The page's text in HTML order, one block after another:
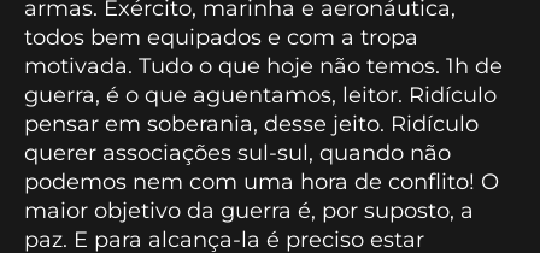
armas. Exército, marinha e aeronáutica,
todos bem equipados e com a tropa
motivada. Tudo o que hoje não temos. 1h de
guerra, é o que aguentamos, leitor. Ridículo
pensar em soberania, desse jeito. Ridículo
querer associações sul-sul, quando não
podemos nem com uma hora de conflito! O
maior objetivo da guerra é, por suposto, a
paz. E para alcança-la é preciso estar